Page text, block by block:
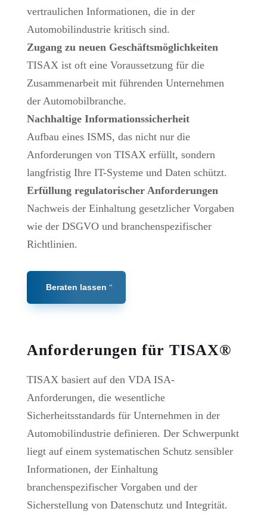
vertraulichen Informationen, die in der
Automobilindustrie kritisch sind.
Zugang zu neuen Geschäftsmöglichkeiten
TISAX ist oft eine Voraussetzung für die
Zusammenarbeit mit führenden Unternehmen
der Automobilbranche.
Nachhaltige Informationssicherheit
Aufbau eines ISMS, das nicht nur die
Anforderungen von TISAX erfüllt, sondern
langfristig Ihre IT-Systeme und Daten schützt.
Erfüllung regulatorischer Anforderungen
Nachweis der Einhaltung gesetzlicher Vorgaben
wie der DSGVO und branchenspezifischer
Richtlinien.
Beraten lassen
Anforderungen für TISAX®
TISAX basiert auf den VDA ISA-
Anforderungen, die wesentliche
Sicherheitsstandards für Unternehmen in der
Automobilindustrie definieren. Der Schwerpunkt
liegt auf einem systematischen Schutz sensibler
Informationen, der Einhaltung
branchenspezifischer Vorgaben und der
Sicherstellung von Datenschutz und Integrität.